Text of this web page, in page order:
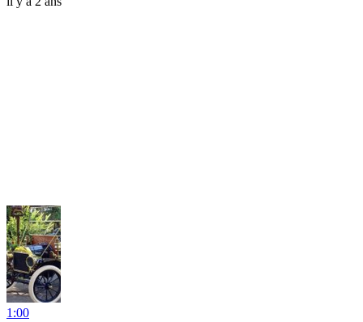
1:00